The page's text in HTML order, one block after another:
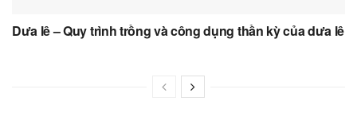
Dưa lê – Quy trình trồng và công dụng thần kỳ của dưa lê